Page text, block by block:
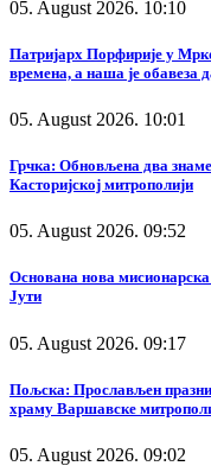
05. August 2026. 10:10
Патријарх Порфирије у
времена, а наша је обавеза
05. August 2026. 10:01
Грчка: Обновљена два
Касторијској митрополији
05. August 2026. 09:52
Основана нова
Јути
05. August 2026. 09:17
Пољска: Прослављен
храму Варшавске
05. August 2026. 09:02